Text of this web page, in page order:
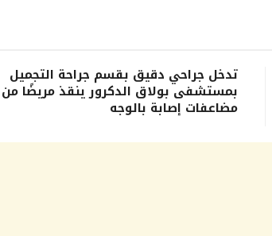
تدخل جراحي دقيق بقسم جراحة التجميل
بمستشفى بولاق الدكرور ينقذ مريضًا من
مضاعفات إصابة بالوجه